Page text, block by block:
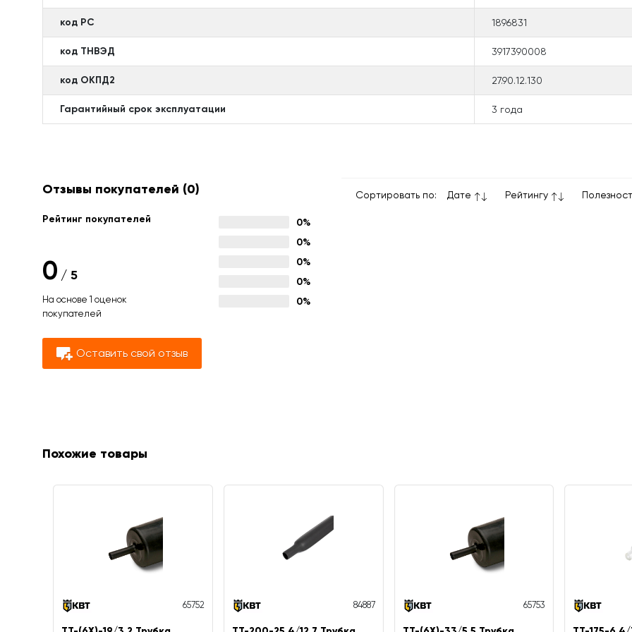
код РС 1896831
код ТНВЭД 3917390008
код ОКПД2 27.90.12.130
Гарантийный срок эксплуатации 3 года
Отзывы покупателей (0)
Рейтинг покупателей
0 / 5
На основе 1 оценок
покупателей
0%
0%
0%
0%
0%
Оставить свой отзыв
Сортировать по: Дате Рейтингу
Похожие товары
65752 84887 65753